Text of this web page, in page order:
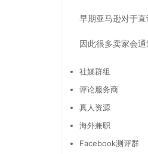
早期亚马逊对于直
因此很多卖家会通
社媒群组
评论服务商
真人资源
海外兼职
Facebook测评群